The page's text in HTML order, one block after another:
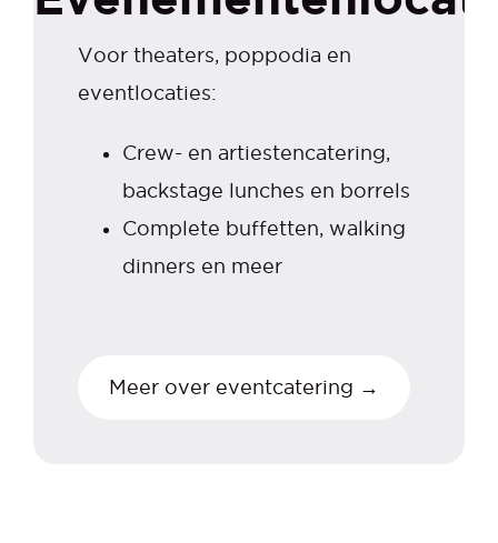
Voor theaters, poppodia en
eventlocaties:
Crew- en artiestencatering,
backstage lunches en borrels
Complete buffetten, walking
dinners en meer
Meer over eventcatering →